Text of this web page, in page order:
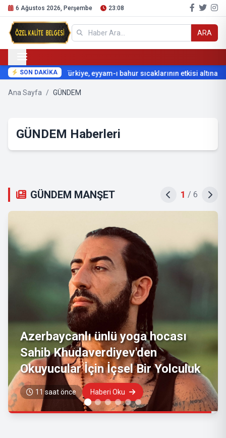
6 Ağustos 2026, Perşembe 23:08
ARA
SON DAKİKATürkiye, eyyam-ı bahur sıcaklarının etkisi altına giriyor
Ana Sayfa / GÜNDEM
GÜNDEM Haberleri
GÜNDEM MANŞET 2 / 6
Diyarbakır'ın Asırlık Edebiyat
Hafızası Kitapla Gün Yüzüne Çıktı
12 saat önce Haberi Oku